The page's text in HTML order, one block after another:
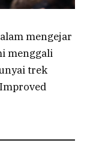
mengejar
menggali
trek